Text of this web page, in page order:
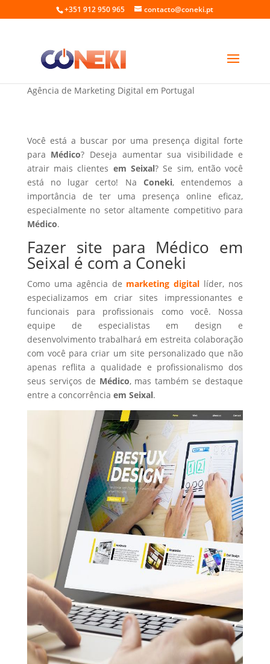
+351 912 950 965 contacto@coneki.pt
Fazer site para Médico em Seixal
Agência de Marketing Digital em Portugal
Você está a buscar por uma presença digital forte
para Médico? Deseja aumentar sua visibilidade e
atrair mais clientes em Seixal? Se sim, então você
está no lugar certo! Na Coneki, entendemos a
importância de ter uma presença online eficaz,
especialmente no setor altamente competitivo para
Médico.
Fazer site para Médico em
Seixal é com a Coneki
Como uma agência de marketing digital líder, nos
especializamos em criar sites impressionantes e
funcionais para profissionais como você. Nossa
equipe de especialistas em design e
desenvolvimento trabalhará em estreita colaboração
com você para criar um site personalizado que não
apenas reflita a qualidade e profissionalismo dos
seus serviços de Médico, mas também se destaque
entre a concorrência em Seixal.